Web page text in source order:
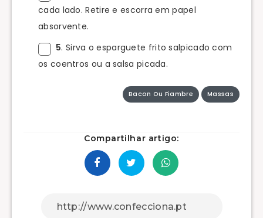
cada lado. Retire e escorra em papel
absorvente.
5. Sirva o esparguete frito salpicado com
os coentros ou a salsa picada.
Bacon Ou Fiambre Massas
Compartilhar artigo: